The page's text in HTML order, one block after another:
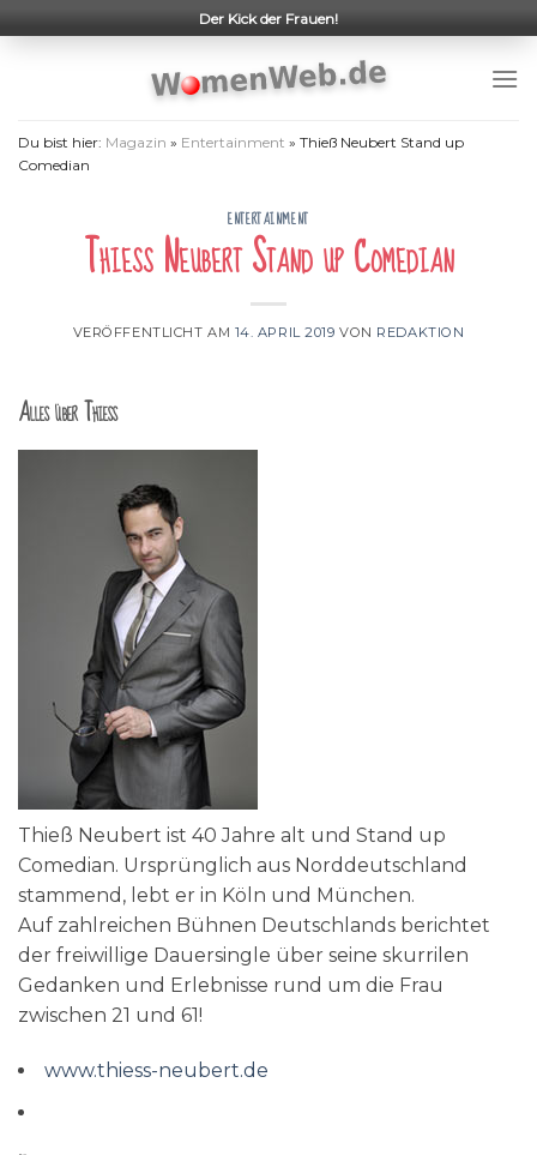
to
Der Kick der Frauen!
Du bist hier: Magazin » Entertainment » Thieß Neubert Stand up
Comedian
ENTERTAINMENT
Thieß Neubert Stand up Comedian
VERÖFFENTLICHT AM 14. APRIL 2019 VON REDAKTION
Alles über Thieß
Thieß Neubert ist 40 Jahre alt und Stand up
Comedian. Ursprünglich aus Norddeutschland
stammend, lebt er in Köln und München.
Auf zahlreichen Bühnen Deutschlands berichtet
der freiwillige Dauersingle über seine skurrilen
Gedanken und Erlebnisse rund um die Frau
zwischen 21 und 61!
www.thiess-neubert.de